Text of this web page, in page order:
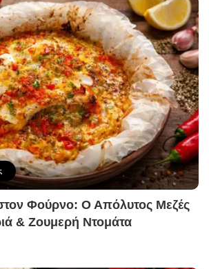
Φούρνο: Ο Απόλυτος Μεζές
& Ζουμερή Ντομάτα